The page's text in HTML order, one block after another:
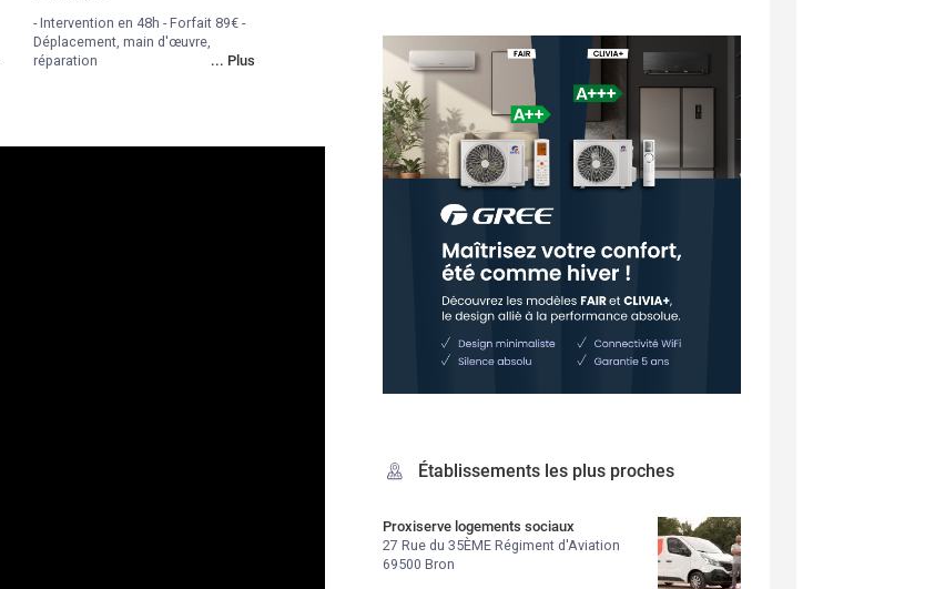
- Intervention en 48h - Forfait 89€ -
Déplacement, main d'œuvre,
réparation
... Plus
Établissements les plus proches
Proxiserve logements sociaux
27 Rue du 35ÈME Régiment d'Aviation
69500 Bron